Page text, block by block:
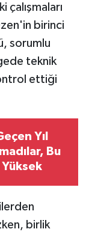
birinci
sorumlu
teknik
ettiği
Yıl
Bu
Yüksek
birlik